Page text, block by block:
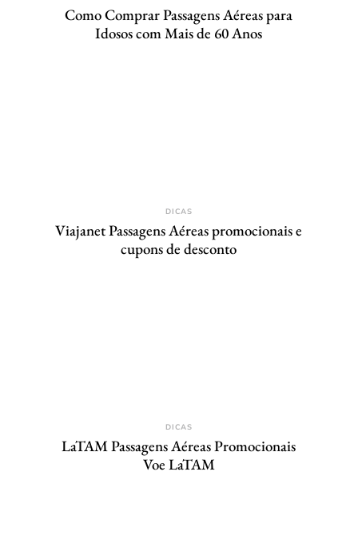
Como Comprar Passagens Aéreas para
Idosos com Mais de 60 Anos
DICAS
Viajanet Passagens Aéreas promocionais e
cupons de desconto
DICAS
LaTAM Passagens Aéreas Promocionais
Voe LaTAM